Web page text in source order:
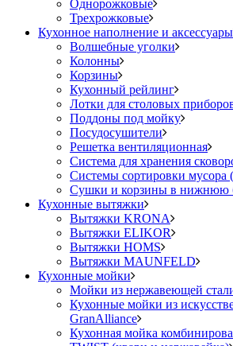
Однорожковые
Трехрожковые
Кухонное наполнение и аксессуары
Волшебные уголки
Колонны
Корзины
Кухонный рейлинг
Лотки для столовых
Поддоны под мойку
Посудосушители
Решетка вентиляционная
Система для хранения
Системы сортировки мусора
Сушки и корзины в нижнюю
Кухонные вытяжки
Вытяжки KRONA
Вытяжки ELIKOR
Вытяжки HOMS
Вытяжки MAUNFELD
Кухонные мойки
Мойки из нержавеющей
Кухонные мойки из
GranAlliance
Кухонная мойка